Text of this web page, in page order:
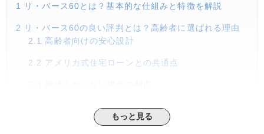
1 リ・バース60とは？基本的な仕組みと特徴を解説
2
リ・バース60の良い評判とは？高齢者に選ばれる理由
2.1
高齢者向けの安心設計
2.2 アメリカ式住宅ローンとの共通点
リ・バース60の悪い評判とその理由
相続人への負担が懸念される
もっと見る